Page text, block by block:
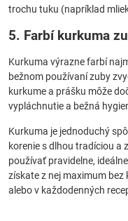
trochu tuku (napríklad
5. Farbí kurkuma
Kurkuma výrazne farbí
bežnom používaní zuby
kurkume a prášku môže
vypláchnutie a bežná
Kurkuma je jednoduchý
korenie s dlhou tradíciou a
používať pravidelne,
získate z nej maximum bez
alebo v každodenných